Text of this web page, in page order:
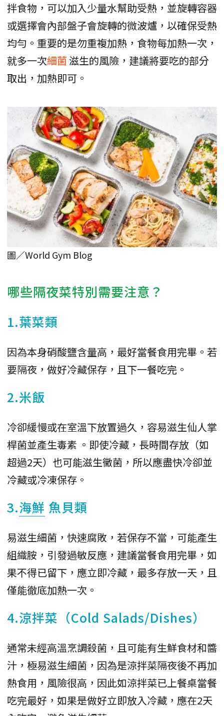
拌食物，可以加入少量水幫助受熱，並旋轉容器
或選擇會內部盤子會旋轉的微波爐，以確保受熱
均勻。重要的是勿重複加熱，食物每加熱一次，
就多一次細菌滋生的風險，建議將要吃的部分
取出，加熱即可。
圖／World Gym Blog
哪些隔夜菜特別需要注意？
1.葉菜類
因為本身硝酸鹽含量高，最好當餐食用完畢。若
要隔夜，做好冷藏保存，且下一餐吃完。
2.米飯
冷卻緩慢或在室溫下放置過久，容易滋生仙人掌
桿菌並產生毒素 。即使冷藏，長時間存放（如
超過2天）也可能滋生黴菌，所以應盡快冷卻並
冷藏或冷凍保存。
3.海鮮 魚貝類
易滋生細菌，快速腐敗，若保存不當，可能產生
組織胺，引發過敏反應，建議當餐食用完畢，如
果不得已留下，應立即冷藏，最多存放一天，且
僅能徹底加熱一次。
4.涼拌菜（Cold Salads/Dishes）
通常未經高溫烹調殺菌，且可能有生鮮食材和醬
汁，極易滋生細菌，因為是涼拌菜隔夜後不再加
熱食用，風險很高，因此如涼拌菜已上餐桌當餐
吃完最好，如果是做好立即放入冷藏，應在2天